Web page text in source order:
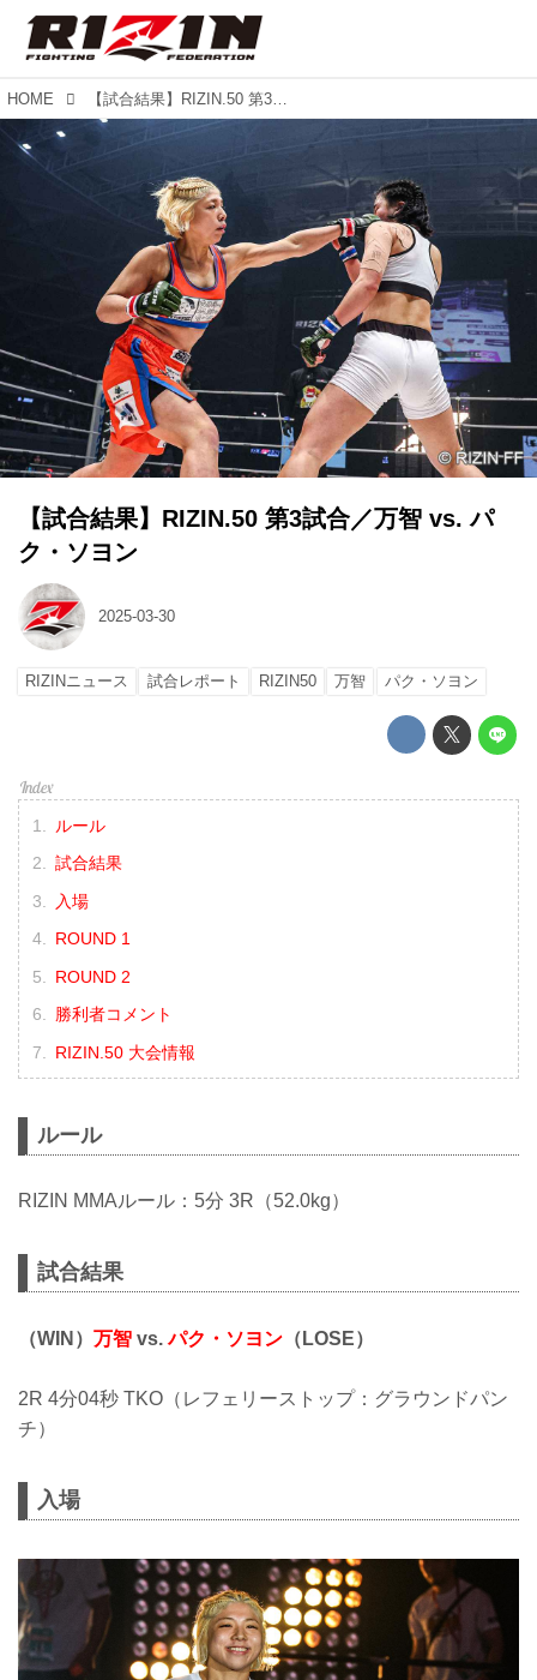
HOME 【試合結果】RIZIN.50 第3試合／万智 vs. パク・ソヨン
【試合結果】RIZIN.50 第3試合／万智 vs. パ
ク・ソヨン
2025-03-30
RIZINニュース 試合レポート RIZIN50 万智 パク・ソヨン
ルール
試合結果
入場
ROUND 1
ROUND 2
勝利者コメント
RIZIN.50 大会情報
ルール
RIZIN MMAルール：5分 3R（52.0kg）
試合結果
（WIN） 万智 vs.パク・ソヨン （LOSE）
2R 4分04秒 TKO（レフェリーストップ：グラウンドパン
チ）
入場